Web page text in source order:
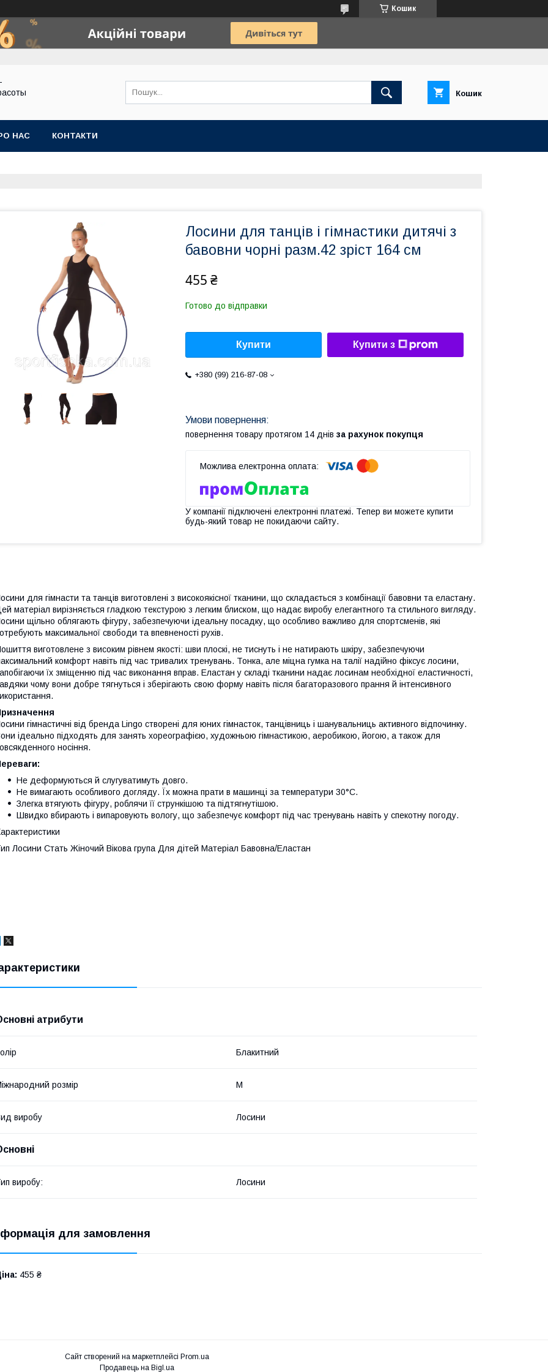
Кошик
Кошик
НАС КОНТАКТИ
Лосини для танців і гімнастики дитячі з
бавовни чорні разм.42 зріст 164 см
455 ₴
Готово до відправки
Купити Купити з
+380 (99) 216-87-08
повернення товару протягом 14 днів за рахунок покупця
У компанії підключені електронні платежі. Тепер ви можете купити
будь-який товар не покидаючи сайту.
для гімнасти та танців виготовлені з високоякісної тканини, що складається з комбінації бавовни та еластану.
матеріал вирізняється гладкою текстурою з легким блиском, що надає виробу елегантного та стильного вигляду.
щільно облягають фігуру, забезпечуючи ідеальну посадку, що особливо важливо для спортсменів, які
максимальної свободи та впевненості рухів.
виготовлене з високим рівнем якості: шви плоскі, не тиснуть і не натирають шкіру, забезпечуючи
комфорт навіть під час тривалих тренувань. Тонка, але міцна гумка на талії надійно фіксує лосини,
їх зміщенню під час виконання вправ. Еластан у складі тканини надає лосинам необхідної еластичності,
чому вони добре тягнуться і зберігають свою форму навіть після багаторазового прання й інтенсивного
гімнастичні від бренда Lingo створені для юних гімнасток, танцівниць і шанувальниць активного відпочинку.
ідеально підходять для занять хореографією, художньою гімнастикою, аеробикою, йогою, а також для
носіння.
Не деформуються й слугуватимуть довго.
Не вимагають особливого догляду. Їх можна прати в машинці за температури 30°C.
Злегка втягують фігуру, роблячи її стрункішою та підтягнутішою.
Швидко вбирають і випаровують вологу, що забезпечує комфорт під час тренувань навіть у спекотну погоду.
Лосини Стать Жіночий Вікова група Для дітей Матеріал Бавовна/Еластан
атрибути
Блакитний
розмір M
виробу Лосини
виробу: Лосини
для замовлення
455 ₴
Сайт створений на маркетплейсі Prom.ua
Продавець на Bigl.ua